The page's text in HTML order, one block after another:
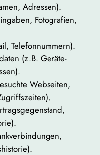
Adressen).
Fotografien,
Telefonnummern).
(z.B. Geräte-
Webseiten,